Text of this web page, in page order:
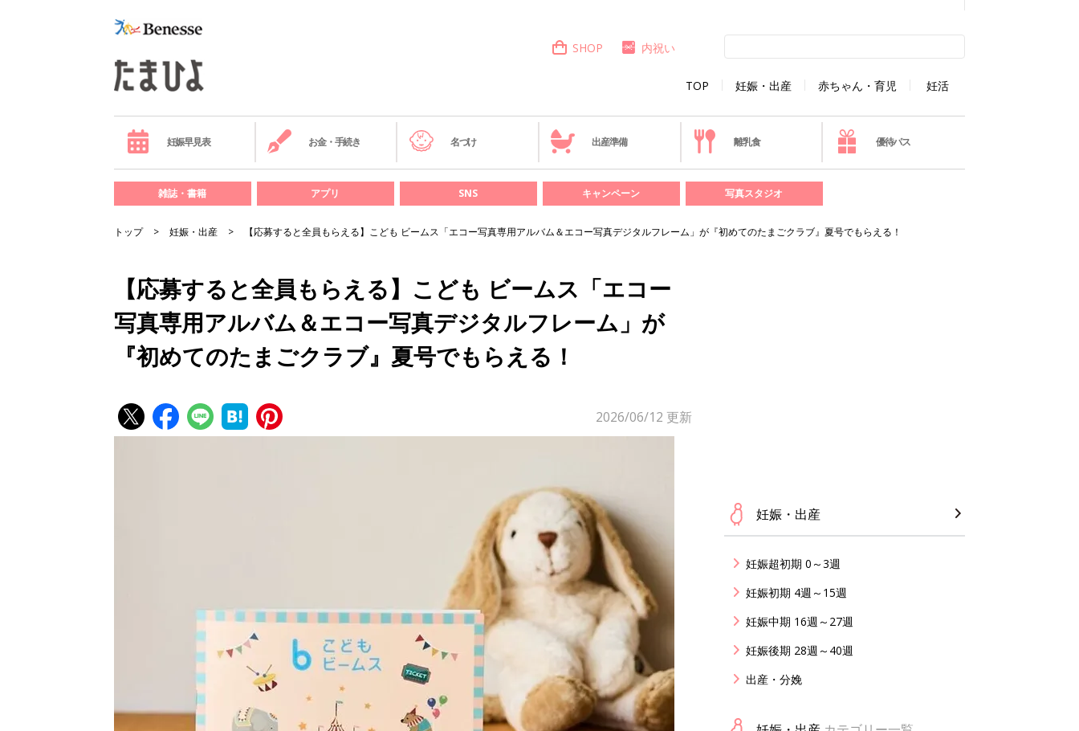
TOP 妊娠・出産 赤ちゃん・育児 妊活
SHOP 内祝い
妊娠早見表 お金・手続き 名づけ 出産準備 離乳食 優待パス
雑誌・書籍 アプリ SNS キャンペーン 写真スタジオ
トップ 妊娠・出産 【応募すると全員もらえる】こども ビームス「エコー写真専用アルバム＆エコー写真デジタルフレーム」が『初めてのたまごクラブ』夏号でもらえる！
【応募すると全員もらえる】こども ビームス「エコー
写真専用アルバム＆エコー写真デジタルフレーム」が
『初めてのたまごクラブ』夏号でもらえる！
2026/06/12 更新
妊娠・出産
妊娠超初期 0～3週
妊娠初期 4週～15週
妊娠中期 16週～27週
妊娠後期 28週～40週
出産・分娩